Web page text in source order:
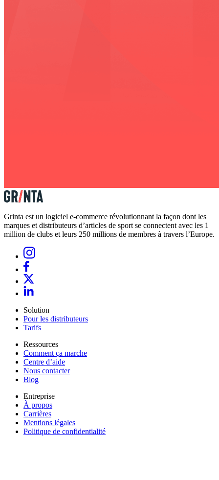
Grinta est un logiciel e-commerce révolutionnant la façon dont les
marques et distributeurs d’articles de sport se connectent avec les 1
million de clubs et leurs 250 millions de membres à travers l’Europe.
Solution
Pour les distributeurs
Tarifs
Ressources
Comment ça marche
Centre d’aide
Nous contacter
Blog
Entreprise
À propos
Carrières
Mentions légales
Politique de confidentialité